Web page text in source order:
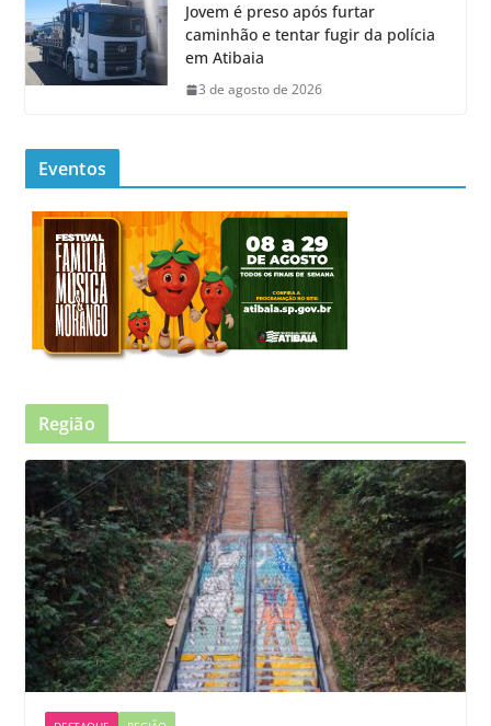
Jovem é preso após furtar
caminhão e tentar fugir da polícia
em Atibaia
3 de agosto de 2026
Eventos
Região